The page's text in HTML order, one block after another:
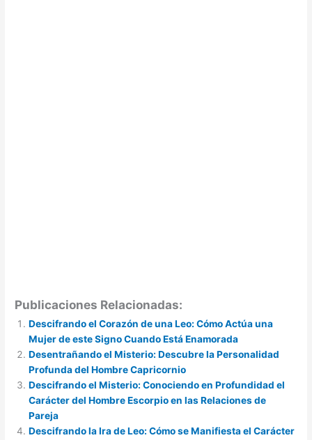
Publicaciones Relacionadas:
Descifrando el Corazón de una Leo: Cómo Actúa una
Mujer de este Signo Cuando Está Enamorada
Desentrañando el Misterio: Descubre la Personalidad
Profunda del Hombre Capricornio
Descifrando el Misterio: Conociendo en Profundidad el
Carácter del Hombre Escorpio en las Relaciones de
Pareja
Descifrando la Ira de Leo: Cómo se Manifiesta el Carácter